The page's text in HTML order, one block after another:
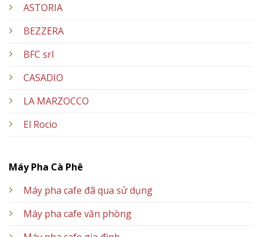
ASTORIA
BEZZERA
BFC srl
CASADIO
LA MARZOCCO
El Rocio
Máy Pha Cà Phê
Máy pha cafe đã qua sử dụng
Máy pha cafe văn phòng